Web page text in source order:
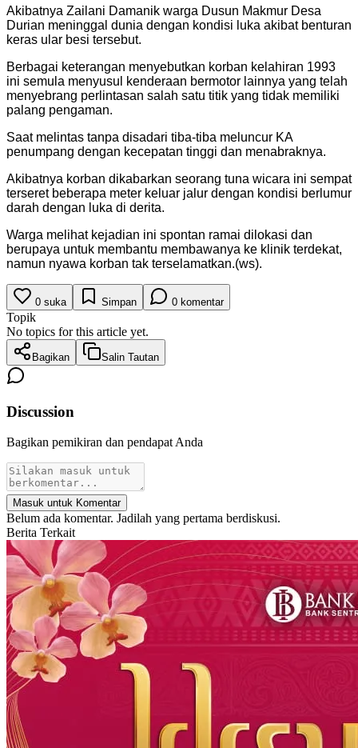
Akibatnya Zailani Damanik warga Dusun Makmur Desa
Durian meninggal dunia dengan kondisi luka akibat benturan
keras ular besi tersebut.
Berbagai keterangan menyebutkan korban kelahiran 1993
ini semula menyusul kenderaan bermotor lainnya yang telah
menyebrang perlintasan salah satu titik yang tidak memiliki
palang pengaman.
Saat melintas tanpa disadari tiba-tiba meluncur KA
penumpang dengan kecepatan tinggi dan menabraknya.
Akibatnya korban dikabarkan seorang tuna wicara ini sempat
terseret beberapa meter keluar jalur dengan kondisi berlumur
darah dengan luka di derita.
Warga melihat kejadian ini spontan ramai dilokasi dan
berupaya untuk membantu membawanya ke klinik terdekat,
namun nyawa korban tak terselamatkan.(ws).
0 suka Simpan 0 komentar
Topik
No topics for this article yet.
Bagikan Salin Tautan
Discussion
Bagikan pemikiran dan pendapat Anda
Masuk untuk Komentar
Belum ada komentar. Jadilah yang pertama berdiskusi.
Berita Terkait